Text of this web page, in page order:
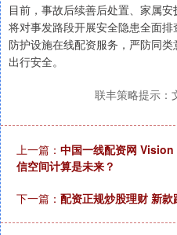
目前，事故后续善后处置、家属
将对事发路段开展安全隐患全面
防护设施在线配资服务，严防同
出行安全。
联丰策略提示：
上一篇： 中国一线配资网
信空间计算是未来？
下一篇： 配资正规炒股理财 新